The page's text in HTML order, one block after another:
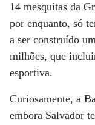
14 mesquitas da
por enquanto, só
a ser construído
milhões, que
esportiva.
Curiosamente, a
embora Salvador